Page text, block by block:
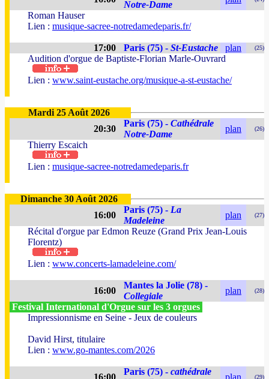
Notre-Dame
Roman Hauser
Lien : musique-sacree-notredamedeparis.fr/
17:00 Paris (75) - St-Eustache plan (25)
Audition d'orgue de Baptiste-Florian Marle-Ouvrard
Lien : www.saint-eustache.org/musique-a-st-eustache/
Mardi 25 Août 2026
20:30
Paris (75) - Cathédrale
Notre-Dame
plan (26)
Thierry Escaich
Lien : musique-sacree-notredamedeparis.fr
Dimanche 30 Août 2026
16:00
Paris (75) - La
Madeleine
plan (27)
Récital d'orgue par Edmon Reuze (Grand Prix Jean-Louis
Florentz)
Lien : www.concerts-lamadeleine.com/
16:00
Mantes la Jolie (78) -
Collegiale
plan (28)
Festival International d'Orgue sur les 3 orgues
Impressionnisme en Seine - Jeux de couleurs
David Hirst, titulaire
Lien : www.go-mantes.com/2026
16:00
Paris (75) - cathédrale
plan (29)